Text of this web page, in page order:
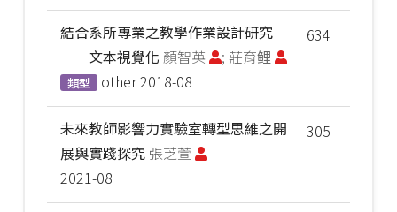
634
結合系所專業之教學作業設計研究
──文本視覺化 顏智英 ; 莊育鲤
類型 other2018-08
305
未來教師影響力實驗室轉型思維之開
展與實踐探究 張芝萱
2021-08